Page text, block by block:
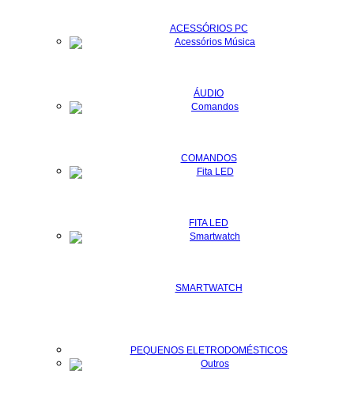
ACESSÓRIOS PC
ÁUDIO
COMANDOS
FITA LED
SMARTWATCH
PEQUENOS ELETRODOMÉSTICOS